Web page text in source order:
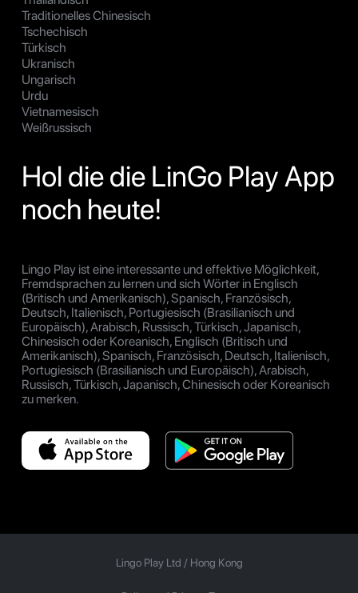
Traditionelles Chinesisch
Tschechisch
Türkisch
Ukranisch
Ungarisch
Urdu
Vietnamesisch
Weißrussisch
Hol die die LinGo Play App
noch heute!
Lingo Play ist eine interessante und effektive Möglichkeit,
Fremdsprachen zu lernen und sich Wörter in Englisch
(Britisch und Amerikanisch), Spanisch, Französisch,
Deutsch, Italienisch, Portugiesisch (Brasilianisch und
Europäisch), Arabisch, Russisch, Türkisch, Japanisch,
Chinesisch oder Koreanisch, Englisch (Britisch und
Amerikanisch), Spanisch, Französisch, Deutsch, Italienisch,
Portugiesisch (Brasilianisch und Europäisch), Arabisch,
Russisch, Türkisch, Japanisch, Chinesisch oder Koreanisch
zu merken.
Lingo Play Ltd / Hong Kong